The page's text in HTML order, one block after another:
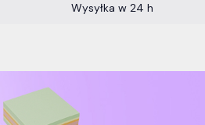
Wysyłka w 24 h